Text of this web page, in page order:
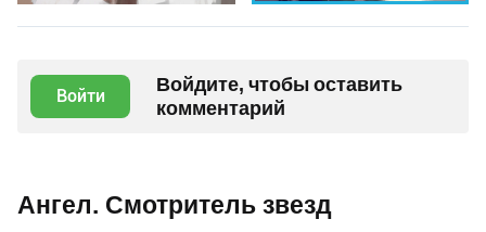
Войти
Войдите, чтобы оставить
комментарий
Ангел. Смотритель звезд